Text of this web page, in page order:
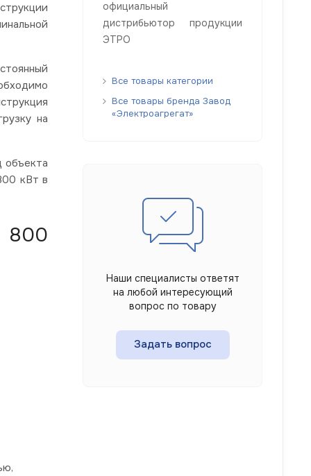
на
объекта
кВт в
800
официальный
дистрибьютор продукции
ЭТРО
Все товары категории
Все товары бренда Завод
«Электроагрегат»
Наши специалисты ответят
на любой интересующий
вопрос по товару
Задать вопрос